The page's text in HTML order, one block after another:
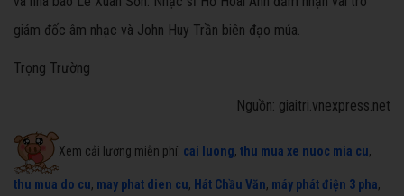
giám đốc âm nhạc và John Huy Trần biên đạo múa.
Trọng Trường
Nguồn: giaitri.vnexpress.net
Xem cải lương miễn phí: cai luong, thu mua xe nuoc mia cu,
thu mua do cu, may phat dien cu, Hát Chầu Văn, máy phát điện 3 pha,